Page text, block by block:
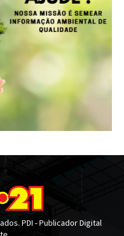
PDI - Publicador Digital